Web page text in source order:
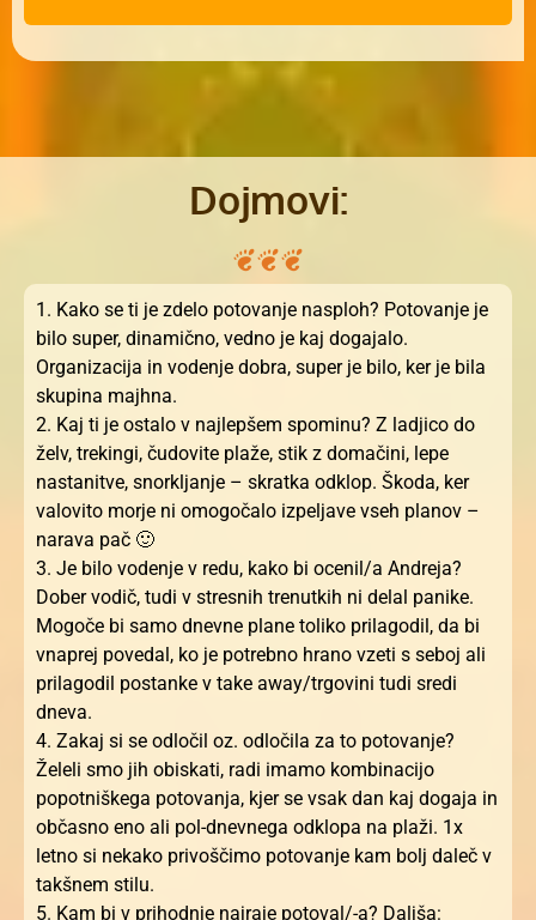
Dojmovi:
1. Kako se ti je zdelo potovanje nasploh? Potovanje je
bilo super, dinamično, vedno je kaj dogajalo.
Organizacija in vodenje dobra, super je bilo, ker je bila
skupina majhna.
2. Kaj ti je ostalo v najlepšem spominu? Z ladjico do
želv, trekingi, čudovite plaže, stik z domačini, lepe
nastanitve, snorkljanje – skratka odklop. Škoda, ker
valovito morje ni omogočalo izpeljave vseh planov –
narava pač 🙂
3. Je bilo vodenje v redu, kako bi ocenil/a Andreja?
Dober vodič, tudi v stresnih trenutkih ni delal panike.
Mogoče bi samo dnevne plane toliko prilagodil, da bi
vnaprej povedal, ko je potrebno hrano vzeti s seboj ali
prilagodil postanke v take away/trgovini tudi sredi
dneva.
4. Zakaj si se odločil oz. odločila za to potovanje?
Želeli smo jih obiskati, radi imamo kombinacijo
popotniškega potovanja, kjer se vsak dan kaj dogaja in
občasno eno ali pol-dnevnega odklopa na plaži. 1x
letno si nekako privoščimo potovanje kam bolj daleč v
takšnem stilu.
5. Kam bi v prihodnje najraje potoval/-a? Daljša: